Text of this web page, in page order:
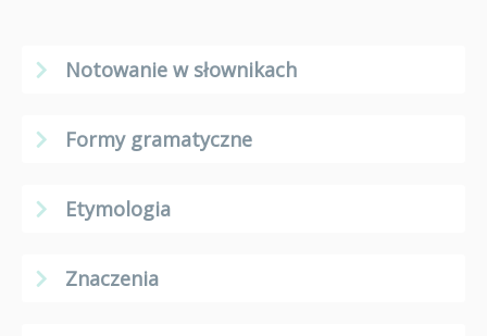
Notowanie w słownikach
Formy gramatyczne
Etymologia
Znaczenia